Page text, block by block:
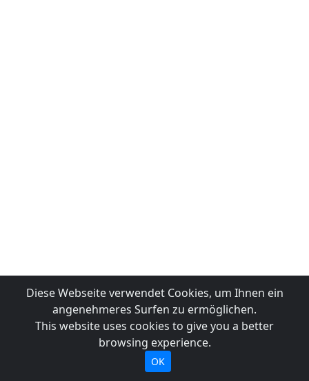
Diese Webseite verwendet Cookies, um Ihnen ein
angenehmeres Surfen zu ermöglichen.
This website uses cookies to give you a better
browsing experience.
OK